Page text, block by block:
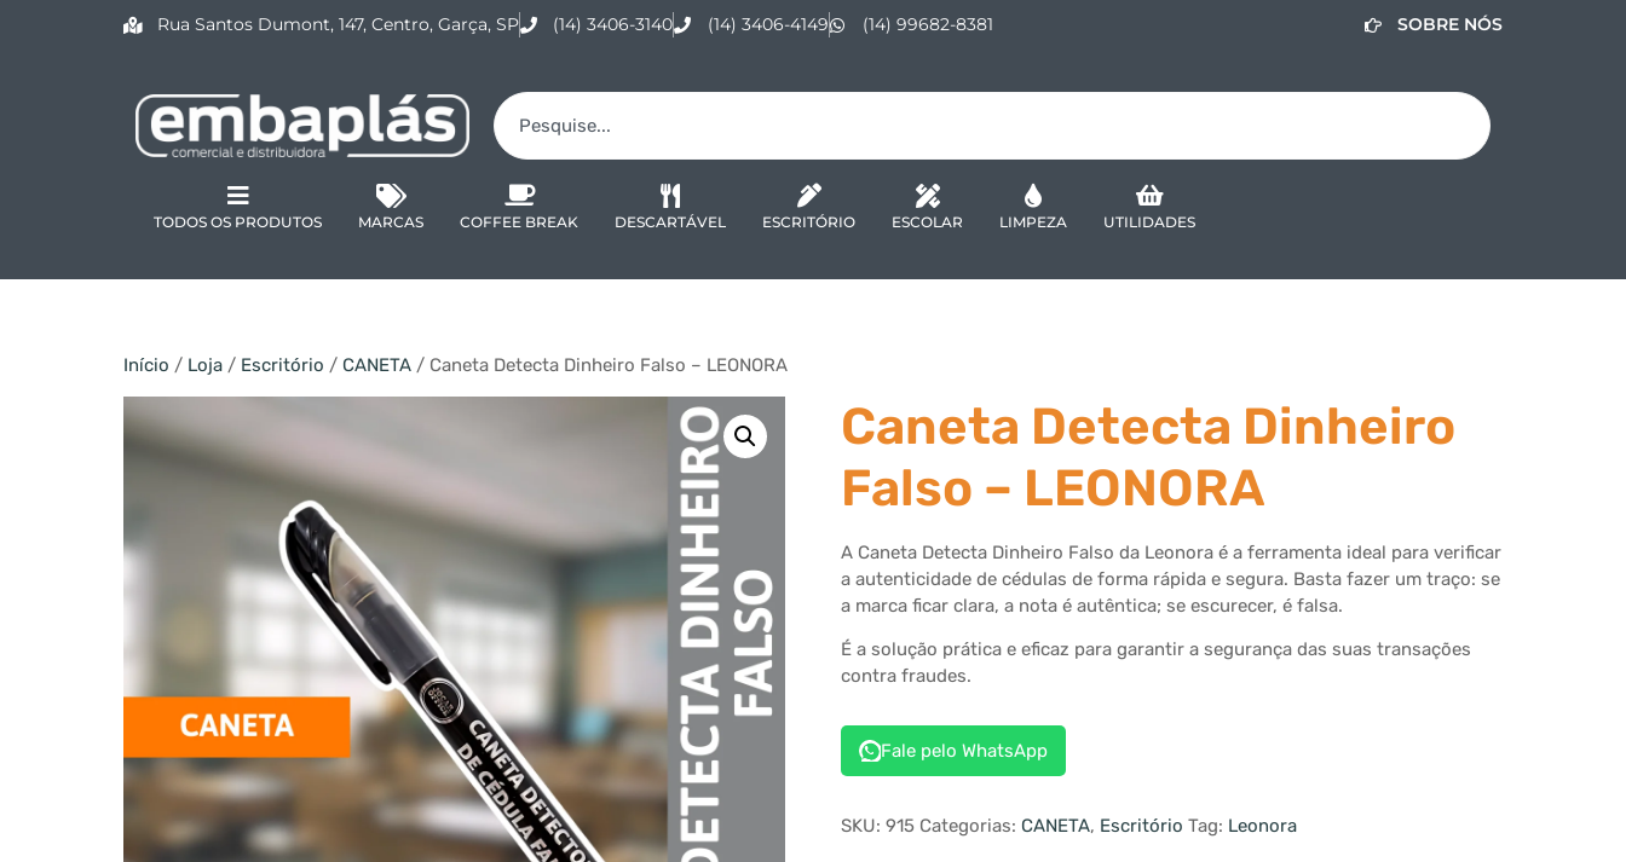
Rua Santos Dumont, 147, Centro, Garça, SP (14) 3406-3140 (14) 3406-4149 (14) 99682-8381 SOBRE NÓS
TODOS OS PRODUTOS MARCAS COFFEE BREAK DESCARTÁVEL ESCRITÓRIO ESCOLAR LIMPEZA UTILIDADES
Início / Loja / Escritório / CANETA / Caneta Detecta Dinheiro Falso – LEONORA
Caneta Detecta Dinheiro
Falso – LEONORA
A Caneta Detecta Dinheiro Falso da Leonora é a ferramenta ideal para verificar
a autenticidade de cédulas de forma rápida e segura. Basta fazer um traço: se
a marca ficar clara, a nota é autêntica; se escurecer, é falsa.
É a solução prática e eficaz para garantir a segurança das suas transações
contra fraudes.
Fale pelo WhatsApp
SKU: 915 Categorias: CANETA, Escritório Tag: Leonora